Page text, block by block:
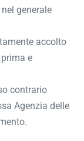
generale
accolto
e
contrario
Agenzia delle